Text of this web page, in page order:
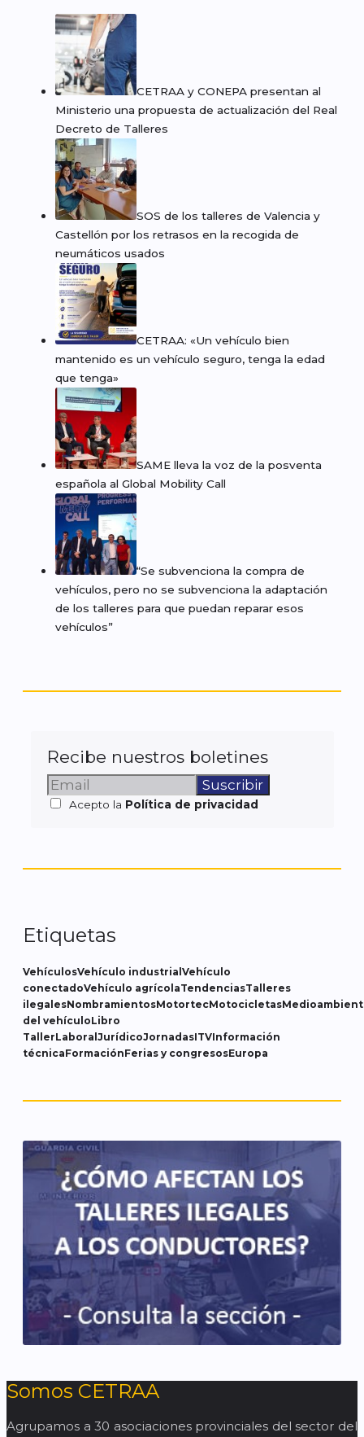
CETRAA y CONEPA presentan al
Ministerio una propuesta de actualización del Real
Decreto de Talleres
SOS de los talleres de Valencia y
Castellón por los retrasos en la recogida de
neumáticos usados
CETRAA: «Un vehículo bien
mantenido es un vehículo seguro, tenga la edad
que tenga»
SAME lleva la voz de la posventa
española al Global Mobility Call
“Se subvenciona la compra de
vehículos, pero no se subvenciona la adaptación
de los talleres para que puedan reparar esos
vehículos”
Recibe nuestros boletines
Acepto la Política de privacidad
Etiquetas
VehículosVehículo industrial Vehículo
conectadoVehículo agrícolaTendenciasTalleres
ilegalesNombramientosMotortecMotocicletas
del vehículoLibro
TallerLaboral JurídicoJornadasITVInformación
técnicaFormaciónFerias y congresosEuropa
Somos CETRAA
Agrupamos a 30 asociaciones provinciales del sector del